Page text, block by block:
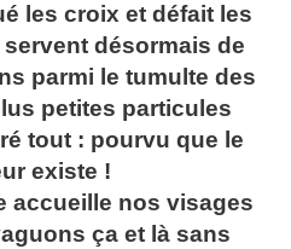
les croix et défait les
désormais de
parmi le tumulte des
petites particules
tout : pourvu que le
existe !
accueille nos visages
ça et là sans